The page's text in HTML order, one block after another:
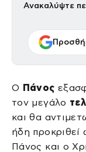
Ανακαλύψτε
Ο Πάνος
τον μεγάλο
και θα
ήδη
Πάνος και ο